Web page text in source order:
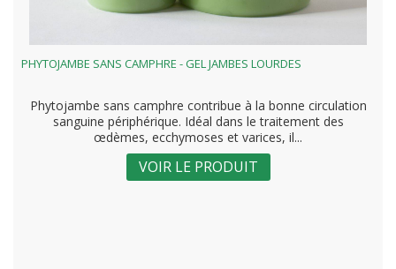
PHYTOJAMBE SANS CAMPHRE - GEL JAMBES LOURDES
Phytojambe sans camphre contribue à la bonne circulation
sanguine périphérique. Idéal dans le traitement des
œdèmes, ecchymoses et varices, il...
VOIR LE PRODUIT